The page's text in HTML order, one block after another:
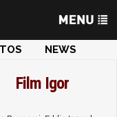
NEWS
Film Igor